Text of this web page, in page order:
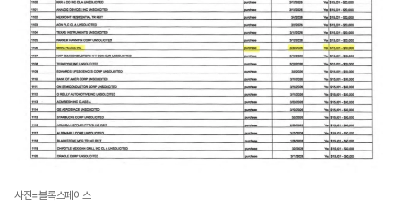
사진=블록스페이스